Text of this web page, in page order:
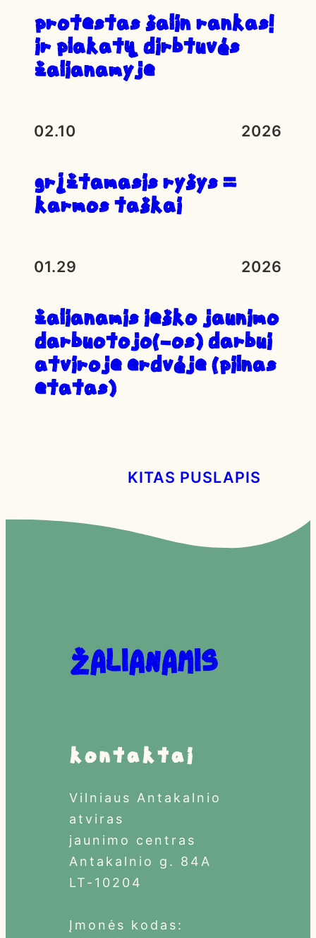
Protestas ŠALIN RANKAS!
ir plakatų dirbtuvės
Žalianamyje
02.10 2026
Grįžtamasis ryšys =
karmos taškai
01.29 2026
ŽALIANAMIS IEŠKO JAUNIMO
DARBUOTOJO(-OS) DARBUI
ATVIROJE ERDVĖJE (PILNAS
ETATAS)
KITAS PUSLAPIS
Žalianamis
Kontaktai
Vilniaus Antakalnio
atviras
jaunimo centras
Antakalnio g. 84A
LT-10204
Įmonės kodas: